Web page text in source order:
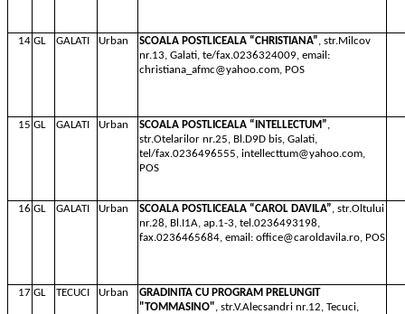
14 GL GALATI Urban SCOALA POSTLICEALA “CHRISTIANA”, str.Milcov
nr.13, Galati, te/fax.0236324009, email:
christiana_afmc@yahoo.com, POS
15 GL GALATI Urban SCOALA POSTLICEALA “INTELLECTUM”,
str.Otelarilor nr.25, Bl.D9D bis, Galati,
tel/fax.0236496555, intellecttum@yahoo.com,
POS
16 GL GALATI Urban SCOALA POSTLICEALA “CAROL DAVILA”, str.Oltului
nr.28, Bl.I1A, ap.1-3, tel.0236493198,
fax.0236465684, email: office@caroldavila.ro, POS
17 GL TECUCI Urban
GRADINITA CU PROGRAM PRELUNGIT
"TOMMASINO", str.V.Alecsandri nr.12, Tecuci,